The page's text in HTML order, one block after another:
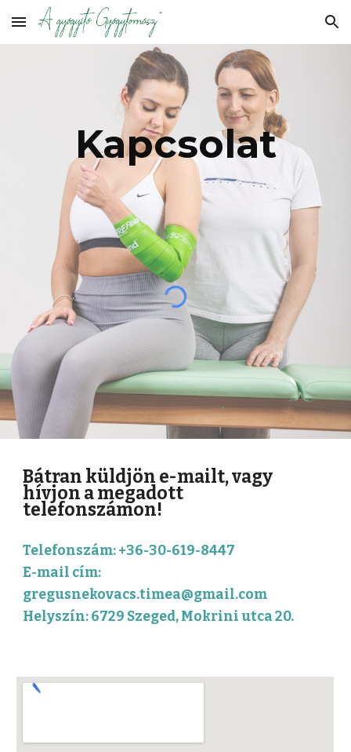
Skip to main content Skip to navigation
Kapcsolat
Bátran küldjön e-mailt, vagy
hívjon a megadott
telefonszámon!
Telefonszám: +36-30-619-8447
E-mail cím:
gregusnekovacs.timea@gmail.com
Helyszín: 6729 Szeged, Mokrini utca 20.